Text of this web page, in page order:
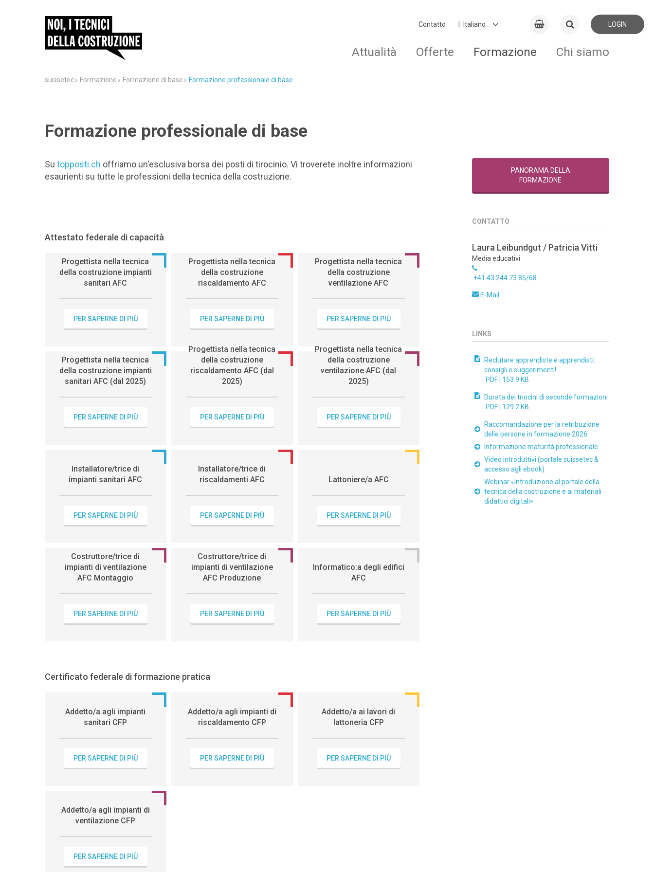
Contatto LOGIN
Attualità Offerte Formazione Chi siamo
suissetec Formazione Formazione di base Formazione professionale di base
Formazione professionale di base
Su topposti.ch offriamo un'esclusiva borsa dei posti di tirocinio. Vi troverete inoltre informazioni
esaurienti su tutte le professioni della tecnica della costruzione.
Attestato federale di capacità
Progettista nella tecnica
della costruzione impianti
sanitari AFC
PER SAPERNE DI PIÙ
Progettista nella tecnica
della costruzione
riscaldamento AFC
PER SAPERNE DI PIÙ
Progettista nella tecnica
della costruzione
ventilazione AFC
PER SAPERNE DI PIÙ
Progettista nella tecnica
della costruzione impianti
sanitari AFC (dal 2025)
PER SAPERNE DI PIÙ
Progettista nella tecnica
della costruzione
riscaldamento AFC (dal
2025)
PER SAPERNE DI PIÙ
Progettista nella tecnica
della costruzione
ventilazione AFC (dal
2025)
PER SAPERNE DI PIÙ
Installatore/trice di
impianti sanitari AFC
PER SAPERNE DI PIÙ
Installatore/trice di
riscaldamenti AFC
PER SAPERNE DI PIÙ
Lattoniere/a AFC
PER SAPERNE DI PIÙ
Costruttore/trice di
impianti di ventilazione
AFC Montaggio
PER SAPERNE DI PIÙ
Costruttore/trice di
impianti di ventilazione
AFC Produzione
PER SAPERNE DI PIÙ
Informatico:a degli edifici
AFC
PER SAPERNE DI PIÙ
Certificato federale di formazione pratica
Addetto/a agli impianti
sanitari CFP
PER SAPERNE DI PIÙ
Addetto/a agli impianti di
riscaldamento CFP
PER SAPERNE DI PIÙ
Addetto/a ai lavori di
lattoneria CFP
PER SAPERNE DI PIÙ
Addetto/a agli impianti di
ventilazione CFP
PER SAPERNE DI PIÙ
PANORAMA DELLA
FORMAZIONE
CONTATTO
Laura Leibundgut / Patricia Vitti
Media educativi
+41 43 244 73 85/68
E-Mail
LINKS
Reclutare apprendiste e apprendisti:
consigli e suggerimenti!
PDF | 153.9 KB
Durata dei triocini di seconde formazioni
PDF | 129.2 KB
Raccomandazione per la retribuzione
delle persone in formazione 2026
Informazione maturità professionale
Video introduttivi (portale suissetec &
accesso agli ebook)
Webinar «Introduzione al portale della
tecnica della costruzione e ai materiali
didattici digitali»